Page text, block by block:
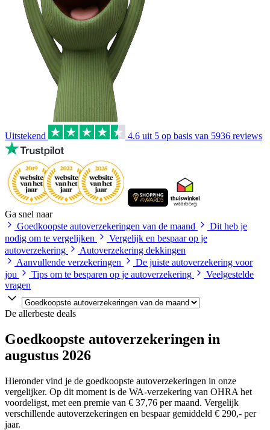
Uitstekend 4.6 uit 5 op basis van 5936 reviews
Ga snel naar
Goedkoopste autoverzekeringen van de maand
Dit heb je
nodig om te vergelijken
Vergelijk en bespaar op je
autoverzekering
Autoverzekering dekkingen
Aanvullende verzekeringen
De juiste autoverzekering voor
jou
Tips om te besparen op je autoverzekering
Veelgestelde
vragen
De allerbeste deals
Goedkoopste autoverzekeringen in
augustus 2026
Hieronder vind je de goedkoopste autoverzekeringen in onze
vergelijker. Op dit moment is de WA-verzekering van OHRA het
voordeligst, met een premie van € 37,76 per maand. Vergelijk
verschillende autoverzekeringen en bespaar gemiddeld € 290,- per
jaar.